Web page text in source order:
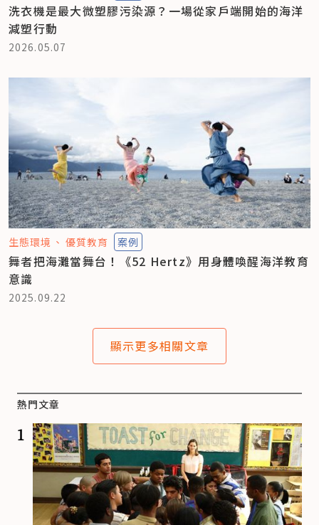
洗衣機是最大微塑膠污染源？一場從家戶端開始的海洋
減塑行動
2026.05.07
生態環境 優質教育 案例
舞者把海灘當舞台！《52 Hertz》用身體喚醒海洋教育
意識
2025.09.22
顯示更多相關文章
熱門文章
1